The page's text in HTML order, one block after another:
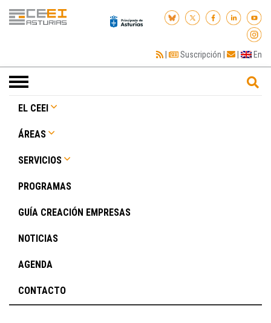
| Suscripción | | En
Toggle
navigation
EL CEEI
ÁREAS
SERVICIOS
PROGRAMAS
GUÍA CREACIÓN EMPRESAS
NOTICIAS
AGENDA
CONTACTO